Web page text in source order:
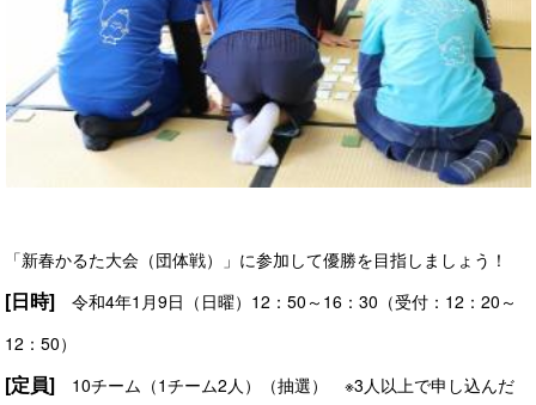
「新春かるた大会（団体戦）」に参加して優勝を目指しましょう！
[日時] 令和4年1月9日（日曜）12：50～16：30 （受付：12：20～
12：50）
[定員] 10チーム（1チーム2人）（抽選） ※3人以上で申し込んだ